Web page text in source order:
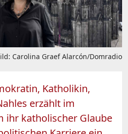
Carolina Graef Alarcón/Domradio
Katholikin,
erzählt im
ihr katholischer Glaube